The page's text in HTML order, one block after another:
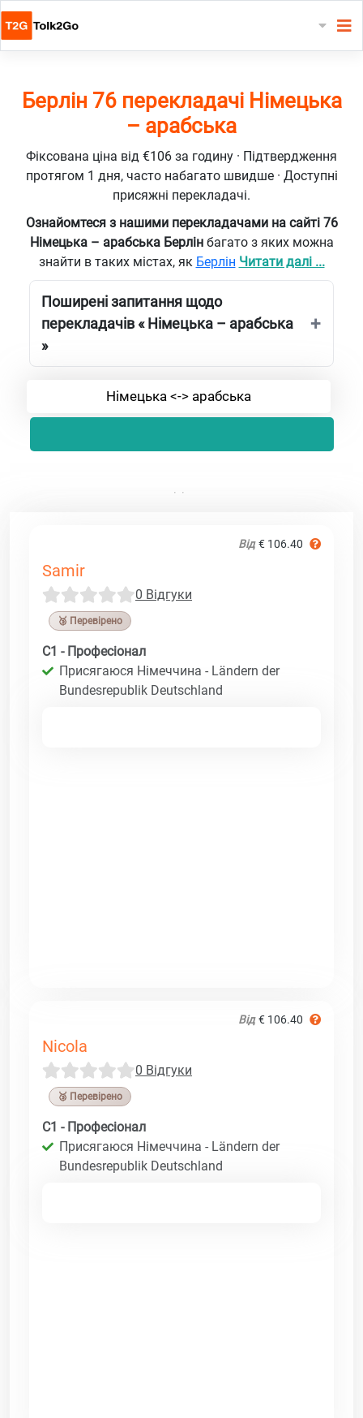
Берлін 76 перекладачі Німецька
– арабська
Фіксована ціна від €106 за годину · Підтвердження
протягом 1 дня, часто набагато швидше · Доступні
присяжні перекладачі.
Ознайомтеся з нашими перекладачами на сайті 76
Німецька – арабська Берлін багато з яких можна
знайти в таких містах, як Берлін Читати далі ...
Поширені запитання щодо
перекладачів « Німецька – арабська
»
Німецька <-> арабська
Від € 106.40
Samir
0 Відгуки
🥉 Перевірено
C1 - Професіонал
Присягаюся Німеччина - Ländern der
Bundesrepublik Deutschland
Від € 106.40
Nicola
0 Відгуки
🥉 Перевірено
C1 - Професіонал
Присягаюся Німеччина - Ländern der
Bundesrepublik Deutschland